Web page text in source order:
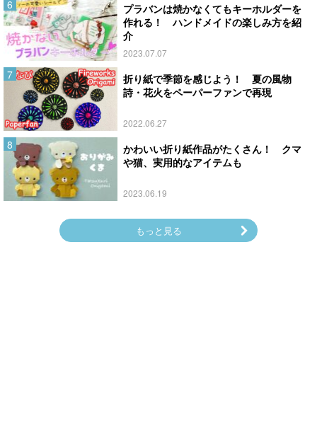
プラバンは焼かなくてもキーホルダーを
作れる！ ハンドメイドの楽しみ方を紹
介
2023.07.07
折り紙で季節を感じよう！ 夏の風物
詩・花火をペーパーファンで再現
2022.06.27
かわいい折り紙作品がたくさん！ クマ
や猫、実用的なアイテムも
2023.06.19
もっと見る